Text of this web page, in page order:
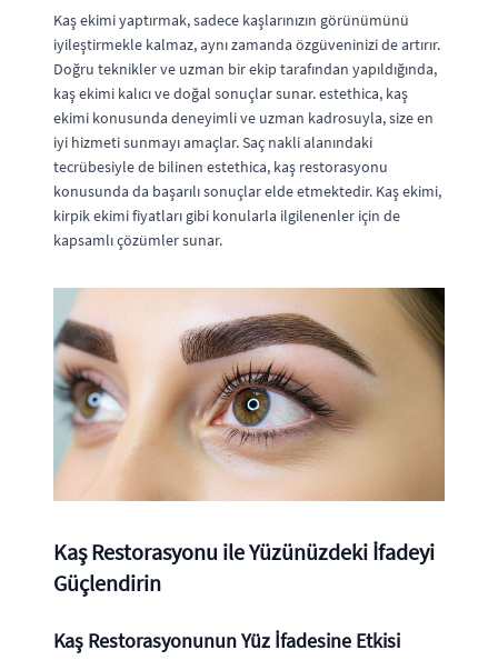
Kaş ekimi yaptırmak, sadece kaşlarınızın görünümünü
iyileştirmekle kalmaz, aynı zamanda özgüveninizi de artırır.
Doğru teknikler ve uzman bir ekip tarafından yapıldığında,
kaş ekimi kalıcı ve doğal sonuçlar sunar. estethica, kaş
ekimi konusunda deneyimli ve uzman kadrosuyla, size en
iyi hizmeti sunmayı amaçlar. Saç nakli alanındaki
tecrübesiyle de bilinen estethica, kaş restorasyonu
konusunda da başarılı sonuçlar elde etmektedir. Kaş ekimi,
kirpik ekimi fiyatları gibi konularla ilgilenenler için de
kapsamlı çözümler sunar.
Kaş Restorasyonu ile Yüzünüzdeki İfadeyi
Güçlendirin
Kaş Restorasyonunun Yüz İfadesine Etkisi